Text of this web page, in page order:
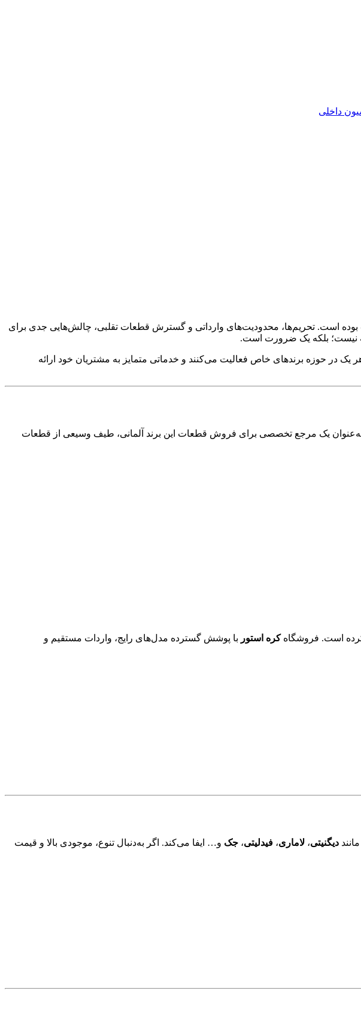
داخلی
بوده است. تحریم‌ها، محدودیت‌های وارداتی و گسترش قطعات تقلبی، چالش‌هایی جدی برای
نیست؛ بلکه یک ضرورت است.
در حوزه برندهای خاص فعالیت می‌کنند و خدماتی متمایز به مشتریان خود ارائه
یک مرجع تخصصی برای فروش قطعات این برند آلمانی، طیف وسیعی از قطعات
کرده است. فروشگاهکره استور با پوشش گسترده مدل‌های رایج، واردات مستقیم و
دیگنیتی، لاماری، فیدلیتی، جک و… ایفا می‌کند. اگر به‌دنبال تنوع، موجودی بالا و قیمت